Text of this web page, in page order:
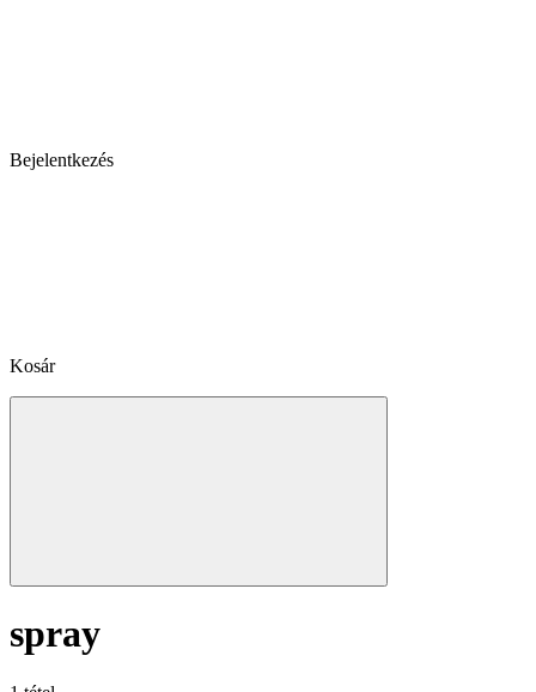
Bejelentkezés
Kosár
spray